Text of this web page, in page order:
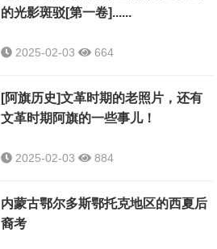
的光影斑驳[第一卷]......
2025-02-03 664
[阿旗历史]文革时期的老照片，还有
文革时期阿旗的一些事儿！
2025-02-03 884
内蒙古鄂尔多斯鄂托克地区的西夏后
裔考